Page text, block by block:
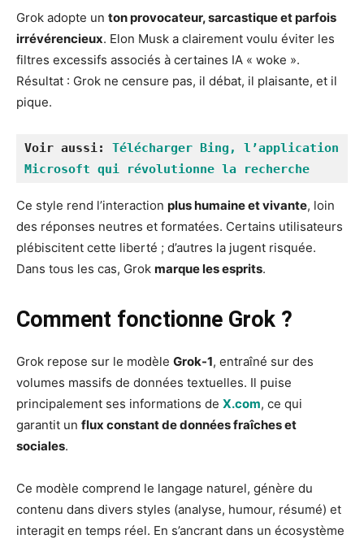
Grok adopte un ton provocateur, sarcastique et parfois
irrévérencieux. Elon Musk a clairement voulu éviter les
filtres excessifs associés à certaines IA « woke ».
Résultat : Grok ne censure pas, il débat, il plaisante, et il
pique.
Voir aussi: Télécharger Bing, l’application
Microsoft qui révolutionne la recherche
Ce style rend l’interaction plus humaine et vivante, loin
des réponses neutres et formatées. Certains utilisateurs
plébiscitent cette liberté ; d’autres la jugent risquée.
Dans tous les cas, Grok marque les esprits.
Comment fonctionne Grok ?
Grok repose sur le modèle Grok-1, entraîné sur des
volumes massifs de données textuelles. Il puise
principalement ses informations de X.com, ce qui
garantit un flux constant de données fraîches et
sociales.
Ce modèle comprend le langage naturel, génère du
contenu dans divers styles (analyse, humour, résumé) et
interagit en temps réel. En s’ancrant dans un écosystème